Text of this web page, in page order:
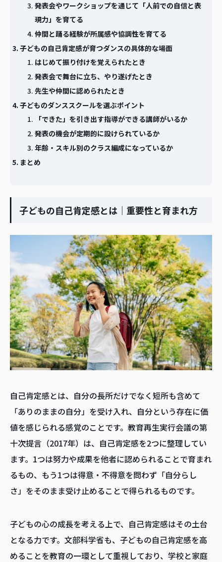
発表会やワークショップを通じて「人前での自信と表
現力」を育てる
仲間と踊る経験が所属感や協調性を育てる
子どもの自己肯定感が育つダンスの具体的な場面
はじめて振り付けを覚えられたとき
発表会で舞台に立ち、やり遂げたとき
先生や仲間に認められたとき
子どものダンススクールを選ぶポイント
「できた」を引き出す指導ができる講師がいるか
発表の機会が定期的に設けられているか
年齢・スキル別のクラス編成になっているか
まとめ
子どもの自己肯定感とは｜重要性と育まれ方
自己肯定感とは、自分の長所だけでなく短所も含めて
「ありのままの自分」を受け入れ、自分という存在に価
値を感じられる感覚のことです。教育再生実行会議の第
十次提言（2017年）は、自己肯定感を2つに整理してい
ます。1つは努力や成果を他者に認められることで育まれ
るもの、もう1つは得意・不得意を問わず「自分らし
さ」をそのまま受け止めることで得られるものです。
子どもの心の成長を考える上で、自己肯定感はその土台
となる力です。文部科学省も、子どもの自己肯定感を高
めることを教育の一環として重視しており、学校と家庭